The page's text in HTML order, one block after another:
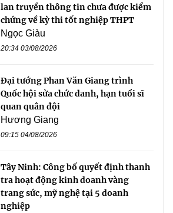
lan truyền thông tin chưa được kiểm
chứng về kỳ thi tốt nghiệp THPT
Ngọc Giàu
20:34 03/08/2026
Đại tướng Phan Văn Giang trình
Quốc hội sửa chức danh, hạn tuổi sĩ
quan quân đội
Hương Giang
09:15 04/08/2026
Tây Ninh: Công bố quyết định thanh
tra hoạt động kinh doanh vàng
trang sức, mỹ nghệ tại 5 doanh
nghiệp